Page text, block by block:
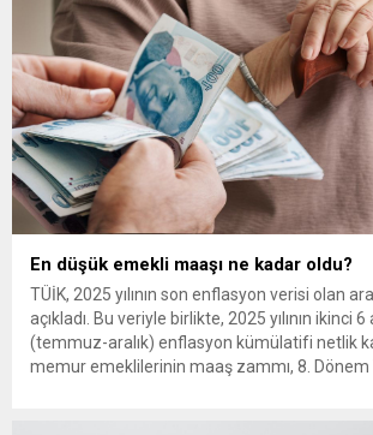
En düşük emekli maaşı ne kadar oldu?
TÜİK, 2025 yılının son enflasyon verisi olan
açıkladı. Bu veriyle birlikte, 2025 yılının ikinci
(temmuz-aralık) enflasyon kümülatifi netlik
memur emeklilerinin maaş zammı, 8.